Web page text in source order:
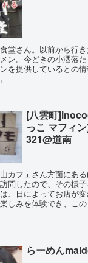
堂さん。以前から行
ン。今どきの小洒落
を提供しているとの
[八雲町
っこ マフィ
321@道南
カフェさん方面にあ
問したので、その様
、日によってお店が
しみを体験でき、こ
らーめん